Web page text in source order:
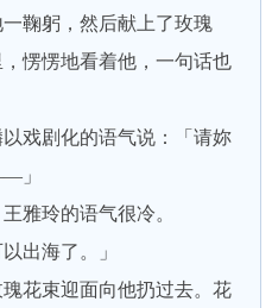
鞠躬，然后献上了玫瑰
愣愣地看着他，一句话也
戏剧化的语气说：「请妳
」
玲的语气很冷。
出海了。」
花束迎面向他扔过去。花